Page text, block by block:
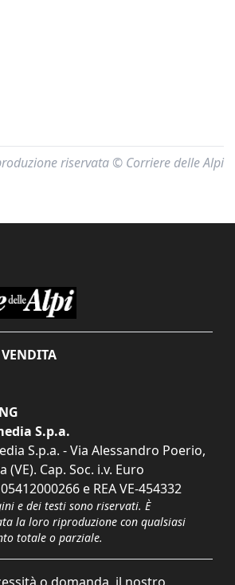
riservata © Corriere delle Alpi
S.p.a.
S.p.a. - Via Alessandro Poerio,
(VE). Cap. Soc. i.v. Euro
e REA VE-454332
e dei testi sono riservati. È
la loro riproduzione con qualsiasi
totale o parziale.